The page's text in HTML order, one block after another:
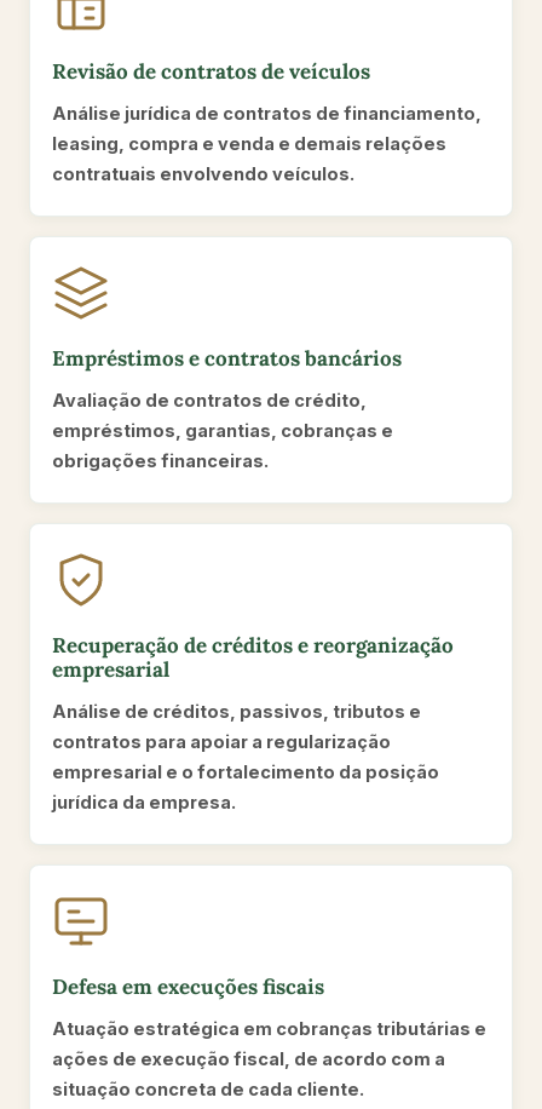
Revisão de contratos de veículos
Análise jurídica de contratos de financiamento,
leasing, compra e venda e demais relações
contratuais envolvendo veículos.
Empréstimos e contratos bancários
Avaliação de contratos de crédito,
empréstimos, garantias, cobranças e
obrigações financeiras.
Recuperação de créditos e reorganização
empresarial
Análise de créditos, passivos, tributos e
contratos para apoiar a regularização
empresarial e o fortalecimento da posição
jurídica da empresa.
Defesa em execuções fiscais
Atuação estratégica em cobranças tributárias e
ações de execução fiscal, de acordo com a
situação concreta de cada cliente.